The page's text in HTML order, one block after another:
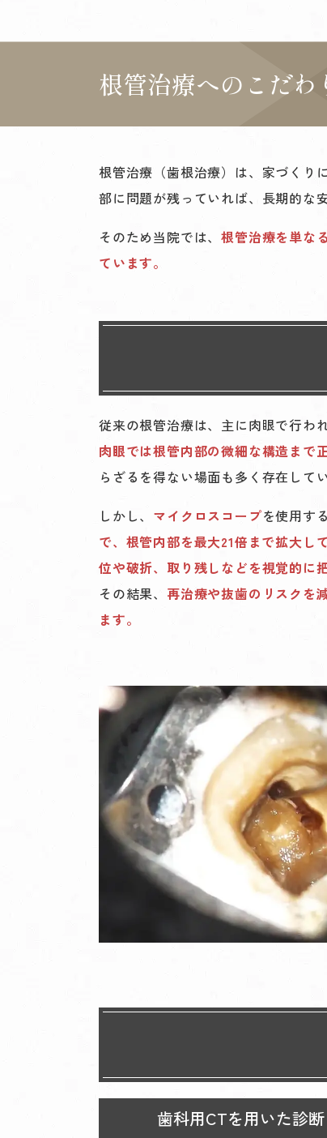
根管治療へのこだわ
根管治療（歯根治療）は、家づくり
部に問題が残っていれば、長期的な
そのため当院では、根管治療を単な
ています。
従来の根管治療は、主に肉眼で行わ
肉眼では根管内部の微細な構造まで
らざるを得ない場面も多く存在して
しかし、 マイクロスコープを使用す
で、根管内部を最大21倍まで拡大し
位や破折、取り残しなどを視覚的に
その結果、 再治療や抜歯のリスクを
ます。
歯科用CTを用いた診断